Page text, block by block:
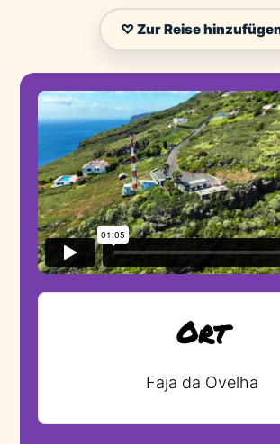
♡ Zur Reise
Ort
Faja da Ovelha